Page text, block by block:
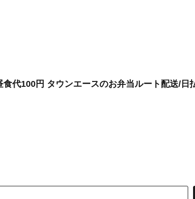
代100円 タウンエースのお弁当ルート配送/日